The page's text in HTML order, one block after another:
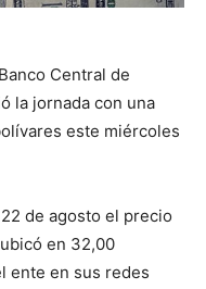
Central de
la jornada con una
este miércoles
de agosto el precio
en 32,00
ente en sus redes